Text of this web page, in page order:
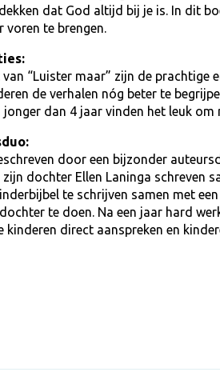
dat God altijd bij je is. In dit
voren te brengen.
“Luister maar” zijn de prachtige
de verhalen nóg beter te
jonger dan 4 jaar vinden het leuk
door een bijzonder
zijn dochter Ellen Laninga schreven
te schrijven samen met
te doen. Na een jaar hard
kinderen direct aanspreken en